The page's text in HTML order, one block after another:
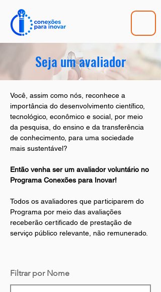
Seja um avaliador
Você, assim como nós, reconhece a
importância do desenvolvimento científico,
tecnológico, econômico e social, por meio
da pesquisa, do ensino e da transferência
de conhecimento, para uma sociedade
mais sustentável?
Então venha ser um avaliador voluntário no
Programa Conexões para Inovar!
Todos os avaliadores que participarem do
Programa por meio das avaliações
receberão certificado de prestação de
serviço público relevante, não remunerado.
Filtrar por Nome